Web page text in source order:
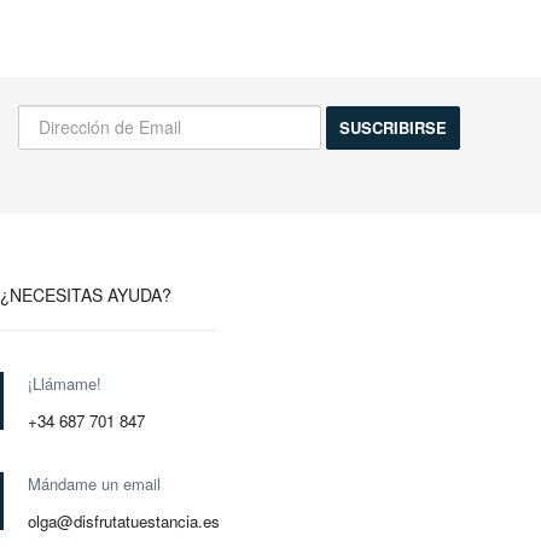
¿NECESITAS AYUDA?
¡Llámame!
+34 687 701 847
Mándame un email
olga@disfrutatuestancia.es